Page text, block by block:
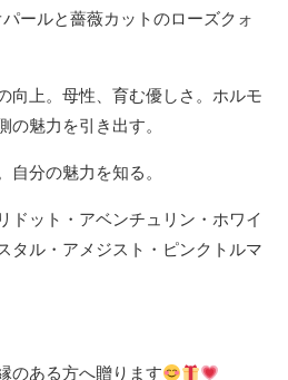
パールと薔薇カットのローズクォ
向上。母性、育む優しさ。ホルモ
の魅力を引き出す。
自分の魅力を知る。
ドット・アベンチュリン・ホワイ
タル・アメジスト・ピンクトルマ
のある方へ贈ります